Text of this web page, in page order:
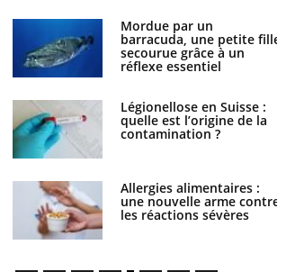
Mordue par un
barracuda, une petite fille
secourue grâce à un
réflexe essentiel
Légionellose en Suisse :
quelle est l’origine de la
contamination ?
Allergies alimentaires :
une nouvelle arme contre
les réactions sévères